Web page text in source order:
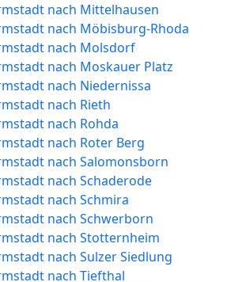
nach Mittelhausen
nach Möbisburg-Rhoda
nach Molsdorf
nach Moskauer Platz
nach Niedernissa
nach Rieth
nach Rohda
nach Roter Berg
nach Salomonsborn
nach Schaderode
nach Schmira
nach Schwerborn
nach Stotternheim
nach Sulzer Siedlung
nach Tiefthal